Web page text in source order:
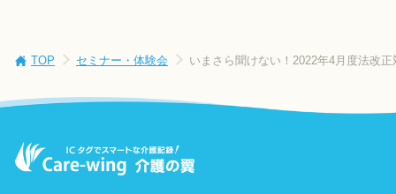
TOP セミナー・体験会 いまさら聞けない！2022年4月度法改